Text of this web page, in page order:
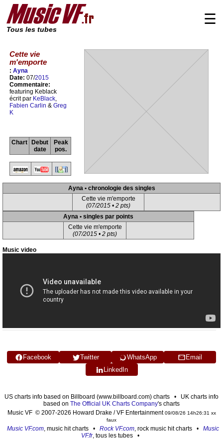
Tous les tubes
☰
Cette vie
m'emporte
: Ayna
Date: 07/2015
Commentaire:
featuring Keblack
écrit par KeBlack,
Fabien Carlin & Greg
K
Chart
Debut
date
Peak
pos.
Ayna • chronologie des singles
Cette vie m'emporte
(07/2015 • 2 pts)
Ayna • singles par points
Cette vie m'emporte
(07/2015 • 2 pts)
Music video
Facebook Twitter WhatsApp
Email
LinkedIn
US charts info based on Billboard (www.billboard.com) charts • UK charts info
based on The Official UK Charts Company's charts
Music VF © 2007-2026 Howard Drake / VF Entertainment09/08/26 14h26:31 xx
faux
Music VF.com, music hit charts • Rock VF.com, rock music hit charts • Music
VF.fr, tous les tubes •